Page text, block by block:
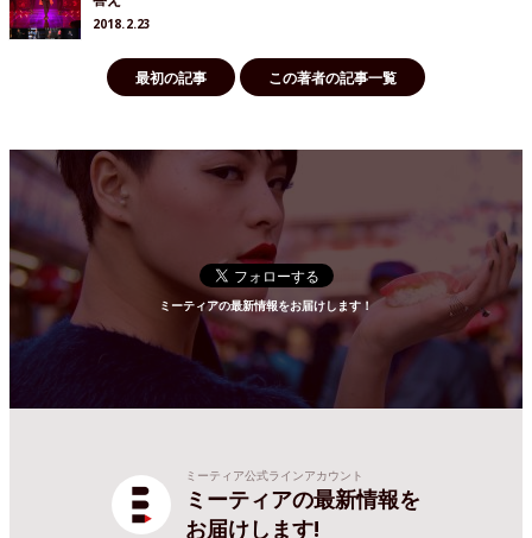
2018.2.23
最初の記事 この著者の記事一覧
ミーティアの最新情報をお届けします！
ミーティア公式ラインアカウント
ミーティアの最新情報を
お届けします!